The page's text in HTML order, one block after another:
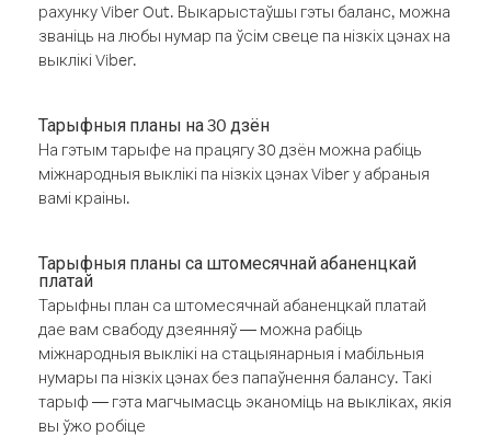
рахунку Viber Out. Выкарыстаўшы гэты баланс, можна
званіць на любы нумар па ўсім свеце па нізкіх цэнах на
выклікі Viber.
Тарыфныя планы на 30 дзён
На гэтым тарыфе на працягу 30 дзён можна рабіць
міжнародныя выклікі па нізкіх цэнах Viber у абраныя
вамі краіны.
Тарыфныя планы са штомесячнай абаненцкай
платай
Тарыфны план са штомесячнай абаненцкай платай
дае вам свабоду дзеянняў — можна рабіць
міжнародныя выклікі на стацыянарныя і мабільныя
нумары па нізкіх цэнах без папаўнення балансу. Такі
тарыф — гэта магчымасць эканоміць на выкліках, якія
вы ўжо робіце